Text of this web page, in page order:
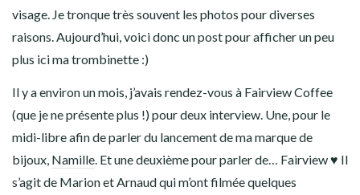
visage. Je tronque très souvent les photos pour diverses
raisons. Aujourd’hui, voici donc un post pour afficher un peu
plus ici ma trombinette :)
Il y a environ un mois, j’avais rendez-vous à Fairview Coffee
(que je ne présente plus !) pour deux interview. Une, pour le
midi-libre afin de parler du lancement de ma marque de
bijoux, Namille . Et une deuxième pour parler de… Fairview♥ Il
s’agit de Marion et Arnaud qui m’ont filmée quelques